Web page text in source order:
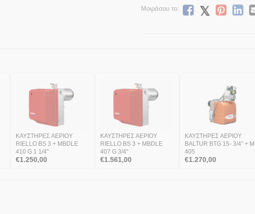
Μοιράσου το:
ΚΑΥΣΤΗΡΕΣ ΑΕΡΙΟΥ
RIELLO BS 3 + MBDLE
410 G 1 1/4''
€1.250,00
ΚΑΥΣΤΗΡΕΣ ΑΕΡΙΟΥ
RIELLO BS 3 + MBDLE
407 G 3/4''
€1.561,00
ΚΑΥΣΤΗΡΕΣ ΑΕΡΙΟΥ
BALTUR BTG 15- 3/4'' +
405
€1.270,00